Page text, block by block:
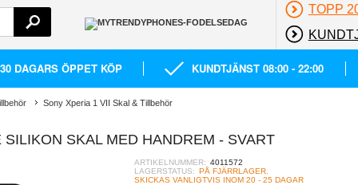
TOPP
30 DAGARS ÖPPET KÖP KUNDTJÄNST 08:00 - 22:00
Sony Xperia 1 VII Skal & Tillbehör
SKAL MED HANDREM - SVART
ARTIKELNUMMER: 4011572
LAGERSTATUS: PÅ FJÄRRLAGER.
SKICKAS VANLIGTVIS INOM 20 - 25 DAGAR